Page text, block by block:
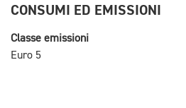
CONSUMI ED EMISSIONI
Classe emissioni
Euro 5